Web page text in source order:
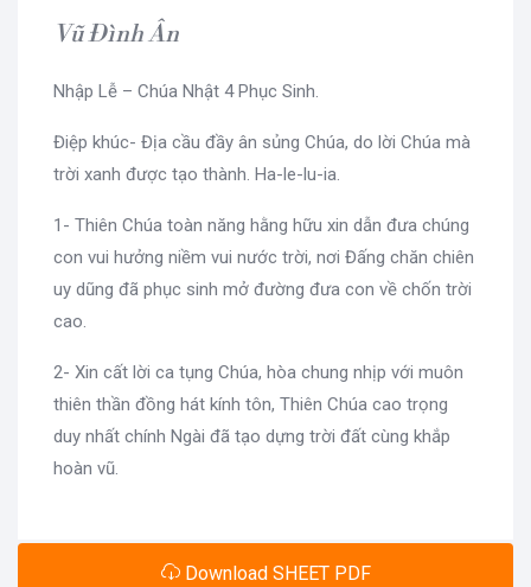
Vũ Đình Ân
Nhập Lễ – Chúa Nhật 4 Phục Sinh.
Điệp khúc- Địa cầu đầy ân sủng Chúa, do lời Chúa mà
trời xanh được tạo thành. Ha-le-lu-ia.
1- Thiên Chúa toàn năng hằng hữu xin dẫn đưa chúng
con vui hưởng niềm vui nước trời, nơi Đấng chăn chiên
uy dũng đã phục sinh mở đường đưa con về chốn trời
cao.
2- Xin cất lời ca tụng Chúa, hòa chung nhịp với muôn
thiên thần đồng hát kính tôn, Thiên Chúa cao trọng
duy nhất chính Ngài đã tạo dựng trời đất cùng khắp
hoàn vũ.
Download SHEET PDF